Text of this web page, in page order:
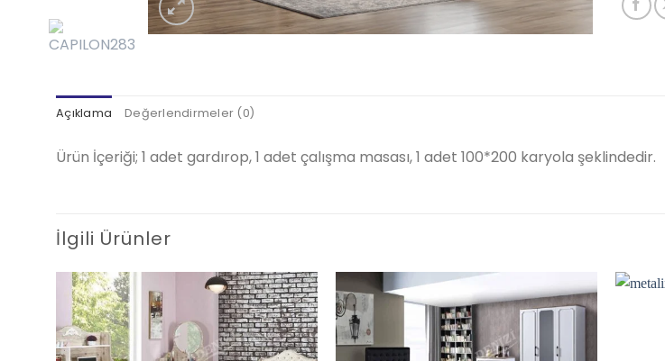
Açıklama Değerlendirmeler (0)
Ürün İçeriği; 1 adet gardırop, 1 adet çalışma masası, 1 adet 100*200 karyola şeklindedir.
İlgili Ürünler